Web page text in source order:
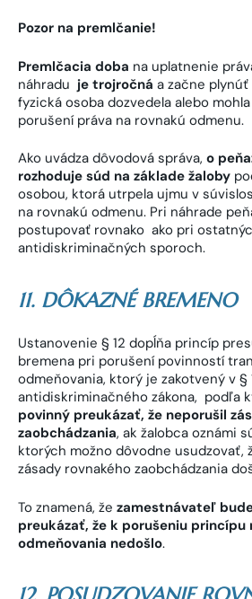
Pozor na premlčanie!
Premlčacia doba na uplatnenie
náhradu je trojročná a začne
fyzická osoba dozvedela alebo
porušení práva na rovnakú odmenu.
Ako uvádza dôvodová správa, o
rozhoduje súd na základe žaloby
osobou, ktorá utrpela ujmu v
na rovnakú odmenu. Pri náhrade
postupovať rovnako ako pri
antidiskriminačných sporoch.
11. DÔKAZNÉ BREMENO
Ustanovenie § 12 dopĺňa princíp
bremena pri porušení povinností
odmeňovania, ktorý je zakotvený v §
antidiskriminačného zákona, podľa
povinný preukázať, že neporušil
zaobchádzania, ak žalobca oznámi
ktorých možno dôvodne usudzovať,
zásady rovnakého zaobchádzania
To znamená, že zamestnávateľ
preukázať, že k porušeniu princípu
odmeňovania nedošlo.